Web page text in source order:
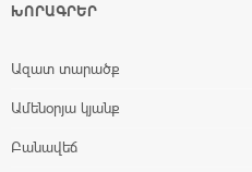
ԽՈՐԱԳՐԵՐ
Ազատ տարածք
Ամենօրյա կյանք
Բանավեճ